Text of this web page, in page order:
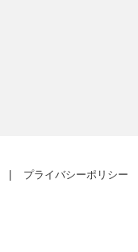
プライバシーポリシー